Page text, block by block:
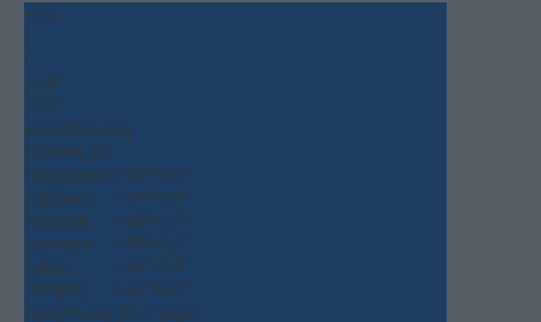
+34
°
C
+34°
+25°
Θεσσαλονίκη
Πέμπτη, 06
Παρασκευή+37°+26°
Σάββατο
+37°+25°
Κυριακή
+38°+27°
Δευτέρα
+34°+26°
Τρίτη
+36°+24°
Τετάρτη
+36°+24°
Πρόγνωση για 7 μέρες